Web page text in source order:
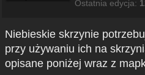
Ostatnia edycja:
Niebieskie skrzynie
przy używaniu ich na
opisane poniżej wraz z